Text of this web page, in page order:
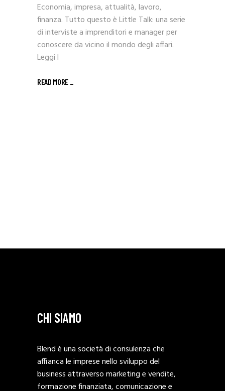
Economia, impresa, attualità, lavoro,
finanza. Tutto questo è Little Talk: una serie
di interviste a imprenditori e manager per
conoscere da vicino il mondo degli affari.
Leggi l
READ MORE _
CHI SIAMO
Blend è una società di consulenza che
affianca le imprese nello sviluppo del
business attraverso marketing e vendite,
formazione finanziata, comunicazione e